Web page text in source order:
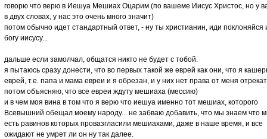
говорю что верю в Иешуа Мешиах Оцарим (по вашеме Иисус Христос, но у
в двух словах, у нас это очень много значит)
потом обычно идет стандартный ответ, - ну ты христианин, иди поклоняйся
богу иисусу...
дальше если замолчал, общатся никто не будет с тобой.
я пытаюсь сразу донести, что во первых такой же еврей как они, что я
еврей, т.е. папа и мама евреи и я обрезан, и у них нет права от меня
потом объясняю, что все евреи ждуту мешиаха (мессию)
и в чем моя вина в том что я верю что иешуа именно тот мешиах, которого
Всевышний обещал моему народу... не забваю добавить, что мы знаем что
есть равинов которых провазгласили мешиахами, даже в наше время, и все
ожидают не умрет ли он ну так далее.